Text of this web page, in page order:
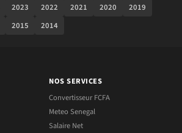
2023 2022 2021 2020
2019
2015 2014
NOS SERVICES
Convertisseur FCFA
Meteo Senegal
Salaire Net